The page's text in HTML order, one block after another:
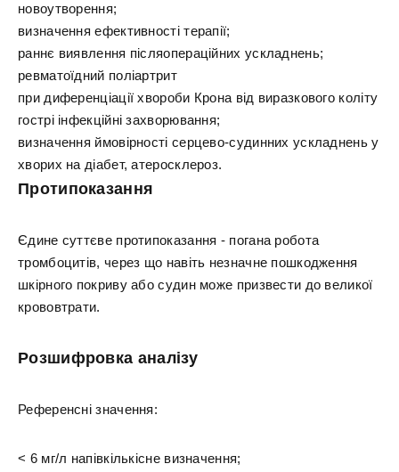
новоутворення;
визначення ефективності терапії;
раннє виявлення післяопераційних ускладнень;
ревматоїдний поліартрит
при диференціації хвороби Крона від виразкового коліту
гострі інфекційні захворювання;
визначення ймовірності серцево-судинних ускладнень у
хворих на діабет, атеросклероз.
Протипоказання
Єдине суттєве протипоказання - погана робота
тромбоцитів, через що навіть незначне пошкодження
шкірного покриву або судин може призвести до великої
крововтрати.
Розшифровка аналізу
Референсні значення:
< 6 мг/л напівкількісне визначення;